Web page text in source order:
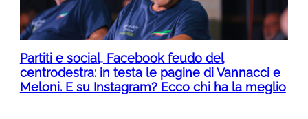
Partiti e social, Facebook feudo del
centrodestra: in testa le pagine di Vannacci e
Meloni. E su Instagram? Ecco chi ha la meglio